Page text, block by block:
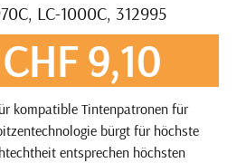
LC-1000C, 312995
9,10
kompatible Tintenpatronen für
bürgt für höchste
entsprechen höchsten